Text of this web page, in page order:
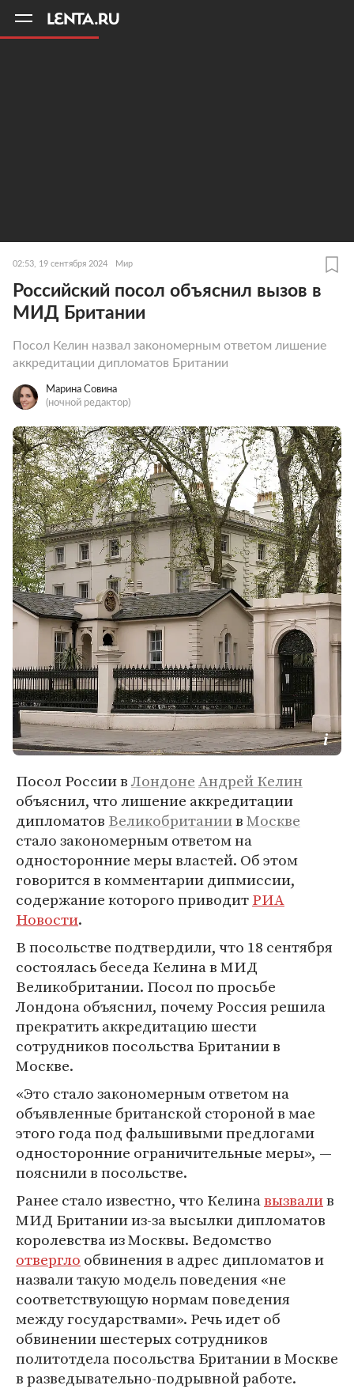
02:53, 19 сентября 2024 Мир
Российский посол объяснил вызов в
МИД Британии
Посол Келин назвал закономерным ответом лишение
аккредитации дипломатов Британии
Марина Совина
(ночной редактор)
Посол России вЛондонеАндрей Келин
объяснил, что лишение аккредитации
дипломатов ВеликобританиивМоскве
стало закономерным ответом на
односторонние меры властей. Об этом
говорится в комментарии дипмиссии,
содержание которого приводитРИА
Новости.
В посольстве подтвердили, что 18 сентября
состоялась беседа Келина в МИД
Великобритании. Посол по просьбе
Лондона объяснил, почему Россия решила
прекратить аккредитацию шести
сотрудников посольства Британии в
Москве.
«Это стало закономерным ответом на
объявленные британской стороной в мае
этого года под фальшивыми предлогами
односторонние ограничительные меры», —
пояснили в посольстве.
Ранее стало известно, что Келинавызвалив
МИД Британии из-за высылки дипломатов
королевства из Москвы. Ведомство
отвергло обвинения в адрес дипломатов и
назвали такую модель поведения «не
соответствующую нормам поведения
между государствами». Речь идет об
обвинении шестерых сотрудников
политотдела посольства Британии в Москве
в разведывательно-подрывной работе.